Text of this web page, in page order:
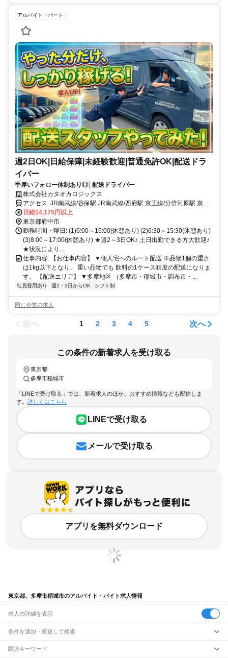
アルバイト・パート
週2日OK|日給保障|未経験歓迎|普通免許OK|配送ドラ
イバー
手厚いフォロー体制あり◎│配送ドライバー
株式会社カタオカロジックス
アクセス: JR南武線/谷保駅 JR南武線/西府駅 京王線/分倍河原駅 京王
線/中河原駅 京王線/聖蹟桜ヶ丘 多摩モノレール/万願寺駅 多摩モノレ
ール/高幡不動駅
日給14,175円以上
東京都府中市
勤務時間・曜日: (1)6:00～15:00(休憩あり) (2)6:30～15:30(休憩あり)
(3)8:00～17:00(休憩あり) ★週2～3日OK♪ 土日出勤できる方大歓迎♪
★状況により...
仕事内容: 【お仕事内容】 ▼個人宅へのルート配送 ※品物1個の重さ
は1kg以下となり、 重い品物でも 飲料の1ケース程度の配送になりま
す。 【配送エリア】 ▼多摩地区 （多摩市・稲城市・調布市・...
社員登用あり 週2・3日からOK シフト制
同じ企業の求人
前へ 1 2 3 4 5 次へ
この条件の新着求人を受け取る
東京都
多摩市稲城市
「LINEで受け取る」では、新着求人のほか、おすすめ情報なども配信しま
す。 詳しくはこちら
LINEで受け取る
メールで受け取る
アプリを無料ダウンロード
東京都、多摩市稲城市のアルバイト・バイト求人情報
求人の詳細を表示
条件を追加・変更して検索
市区町村を追加・変更
関連キーワード